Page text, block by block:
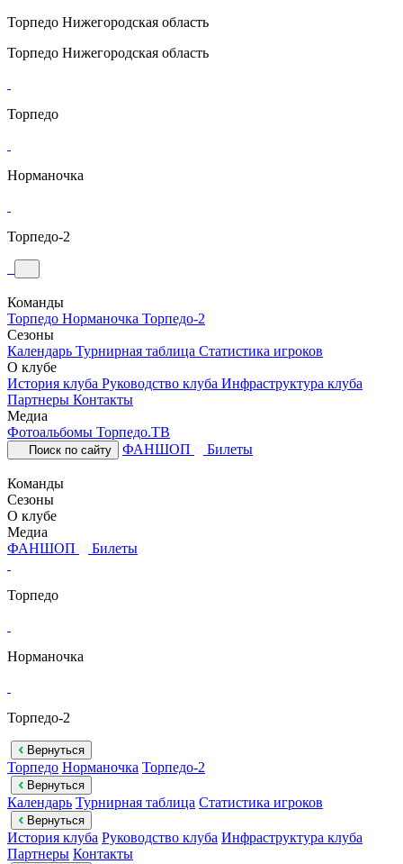
Торпедо Нижегородская область
Торпедо Нижегородская область
Торпедо
Норманочка
Торпедо-2
Команды
Торпедо Норманочка Торпедо-2
Сезоны
Календарь Турнирная таблица Статистика игроков
О клубе
История клуба Руководство клуба Инфраструктура клуба
Партнеры Контакты
Медиа
Фотоальбомы Торпедо.ТВ
Поиск по сайту ФАНШОП Билеты
Команды
Сезоны
О клубе
Медиа
ФАНШОП
Билеты
Торпедо
Норманочка
Торпедо-2
Вернуться
Торпедо Норманочка Торпедо-2
Вернуться
Календарь Турнирная таблица Статистика игроков
Вернуться
История клуба Руководство клуба Инфраструктура клуба
Партнеры Контакты